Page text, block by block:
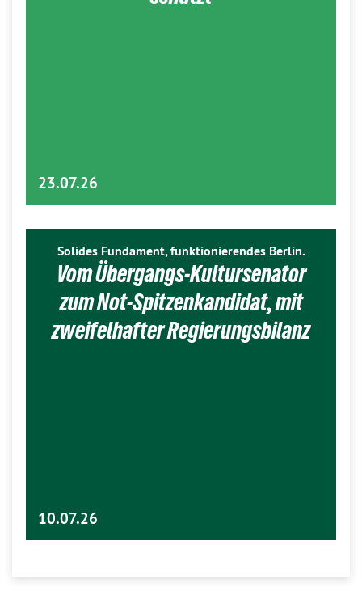
23.07.26
Solides Fundament, funktionierendes Berlin.
Vom Übergangs-Kultursenator
zum Not-Spitzenkandidat, mit
zweifelhafter Regierungsbilanz
10.07.26